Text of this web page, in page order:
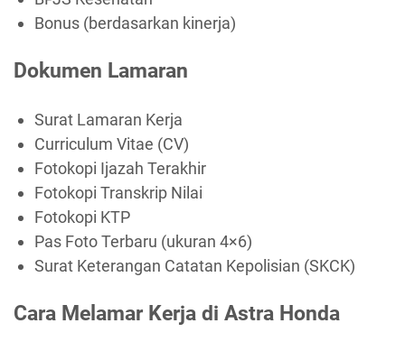
Bonus (berdasarkan kinerja)
Dokumen Lamaran
Surat Lamaran Kerja
Curriculum Vitae (CV)
Fotokopi Ijazah Terakhir
Fotokopi Transkrip Nilai
Fotokopi KTP
Pas Foto Terbaru (ukuran 4×6)
Surat Keterangan Catatan Kepolisian (SKCK)
Cara Melamar Kerja di Astra Honda